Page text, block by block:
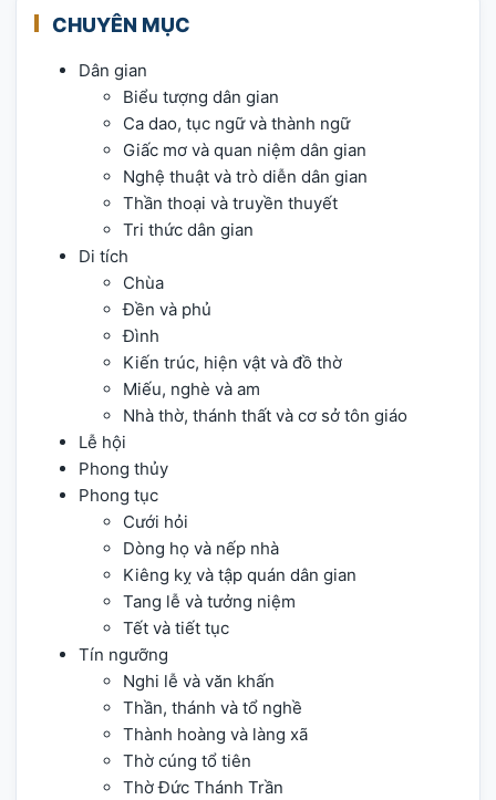
CHUYÊN MỤC
Dân gian
Biểu tượng dân gian
Ca dao, tục ngữ và thành ngữ
Giấc mơ và quan niệm dân gian
Nghệ thuật và trò diễn dân gian
Thần thoại và truyền thuyết
Tri thức dân gian
Di tích
Chùa
Đền và phủ
Đình
Kiến trúc, hiện vật và đồ thờ
Miếu, nghè và am
Nhà thờ, thánh thất và cơ sở tôn giáo
Lễ hội
Phong thủy
Phong tục
Cưới hỏi
Dòng họ và nếp nhà
Kiêng kỵ và tập quán dân gian
Tang lễ và tưởng niệm
Tết và tiết tục
Tín ngưỡng
Nghi lễ và văn khấn
Thần, thánh và tổ nghề
Thành hoàng và làng xã
Thờ cúng tổ tiên
Thờ Đức Thánh Trần